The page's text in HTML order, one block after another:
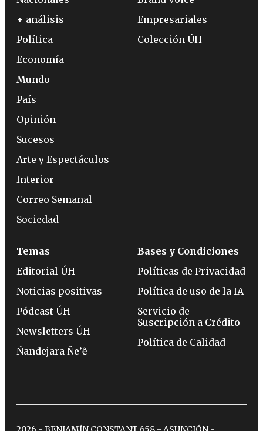
+ análisis
Política
Economía
Mundo
País
Opinión
Sucesos
Arte y Espectáculos
Interior
Correo Semanal
Sociedad
Empresariales
Colección ÚH
Temas
Editorial ÚH
Noticias positivas
Pódcast ÚH
Newsletters ÚH
Ñandejara Ñe’ẽ
Bases y Condiciones
Políticas de Privacidad
Política de uso de la IA
Servicio de
Suscripción a Crédito
Política de Calidad